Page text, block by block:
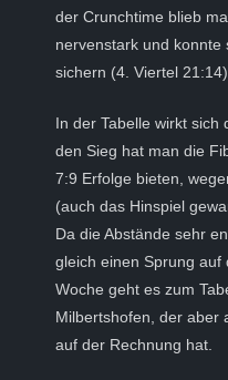
der Crunchtime blieb
nervenstark und konnte
sichern (4. Viertel 21:14).
In der Tabelle wirkt sich
den Sieg hat man die
7:9 Erfolge bieten,
(auch das Hinspiel
Da die Abstände sehr
gleich einen Sprung auf
Woche geht es zum
Milbertshofen, der aber
auf der Rechnung hat.